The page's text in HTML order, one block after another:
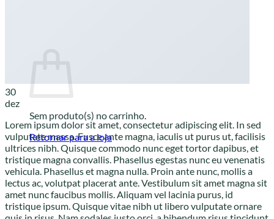
Sem produto(s) no carrinho.
Retornar para a loja
30
dez
Lorem ipsum dolor sit amet, consectetur adipiscing elit. In sed
vulputate massa. Fusce ante magna, iaculis ut purus ut, facilisis
ultrices nibh. Quisque commodo nunc eget tortor dapibus, et
tristique magna convallis. Phasellus egestas nunc eu venenatis
vehicula. Phasellus et magna nulla. Proin ante nunc, mollis a
lectus ac, volutpat placerat ante. Vestibulum sit amet magna sit
amet nunc faucibus mollis. Aliquam vel lacinia purus, id
tristique ipsum. Quisque vitae nibh ut libero vulputate ornare